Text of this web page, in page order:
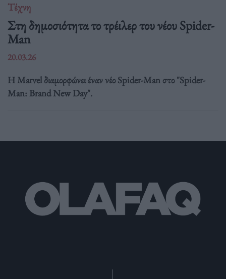
Τέχνη
Στη δημοσιότητα το τρέιλερ του νέου Spider-
Man
20.03.26
Η Marvel διαμορφώνει έναν νέο Spider-Man στο "Spider-
Man: Brand New Day".